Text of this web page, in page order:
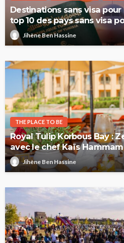
Destinations sans visa
top 10 des pays sans visa
2026Jihène Ben Hassine
THE PLACE TO BE
Royal Tulip Korbous Bay :
avec le chef Kaïs
Jihène Ben Hassine